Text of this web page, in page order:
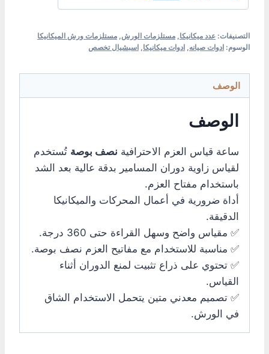
التصنيفات: عدد ميكانيكا مستلزمات الورش مستلزمات ورش الميكانيكا
الوسوم: ادوات صيانه ادوات ميكانيكا اسبشيال تخصص
الوصف
الوصف
ساعة قياس العزم الاحترافية نصف بوصة تُستخدم
لقياس زاوية دوران المسامير بدقة عالية بعد الشد
باستخدام مفتاح العزم.
أداة ضرورية في أعمال المحركات والميكانيكا
الدقيقة.
✅ مقياس واضح وسهل القراءة حتى 360 درجة.
✅ مناسبة للاستخدام مع مفاتيح العزم نصف بوصة.
✅ تحتوي على ذراع تثبيت لمنع الدوران أثناء
القياس.
✅ تصميم معدني متين يتحمل الاستخدام الشاق
في الورش.